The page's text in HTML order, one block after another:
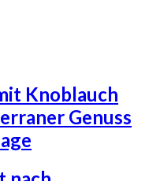
Knoblauch
Genuss